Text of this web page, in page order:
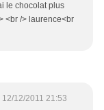
le chocolat plus
<br /> laurence<br
12/12/2011 21:53